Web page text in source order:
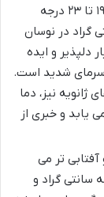
دانست. در این ماه، میانگین دمای روز بین ۱۹ تا ۲۳ درجه
۱۴ تا ۱۸ درجه سانتی گراد در نوسان
دلپذیر و ایده
شدید است.
نیز، دما
می یابد و خبری از
تر می
دمای روزانه بین ۲۲ تا ۲۶ درجه سانتی گراد و